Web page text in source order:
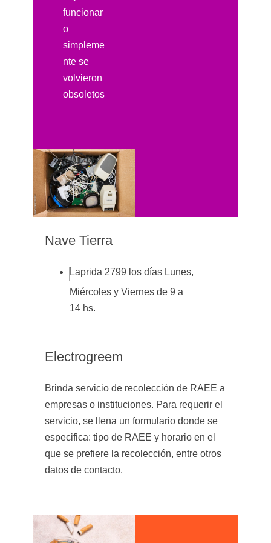
funcionar
o
simpleme
nte se
volvieron
obsoletos
Nave Tierra
Laprida 2799 los días Lunes,
Miércoles y Viernes de 9 a
14 hs.
Electrogreem
Brinda servicio de recolección de RAEE a
empresas o instituciones. Para requerir el
servicio, se llena un formulario donde se
especifica: tipo de RAEE y horario en el
que se prefiere la recolección, entre otros
datos de contacto.